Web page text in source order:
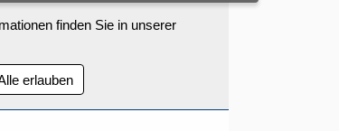
finden Sie in unserer
erlauben